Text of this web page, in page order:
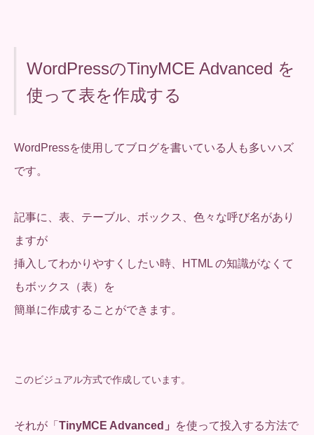
WordPressのTinyMCE Advanced を
使って表を作成する
WordPressを使用してブログを書いている人も多いハズ
です。
記事に、表、テーブル、ボックス、色々な呼び名があり
ますが
挿入してわかりやすくしたい時、HTML の知識がなくて
もボックス（表）を
簡単に作成することができます。
このビジュアル方式で作成しています。
それが「 TinyMCE Advanced」
を使って投入する方法で